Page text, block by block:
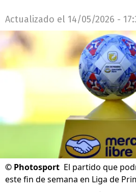
Actualizado el 14/05/2026 -
© Photosport El partido que
este fin de semana en Liga de